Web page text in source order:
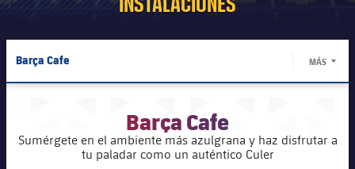
PLUSICON
MÁS
Primer equipo
Actualidad
Barça Atlètic
plusicon
Barça Cafe MÁS
Palau Blaugrana Barça Cafe
Sumérgete en el ambiente más azulgrana y haz disfrutar a
tu paladar como un auténtico Culer